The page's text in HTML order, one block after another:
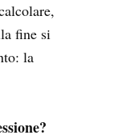
fine si
la